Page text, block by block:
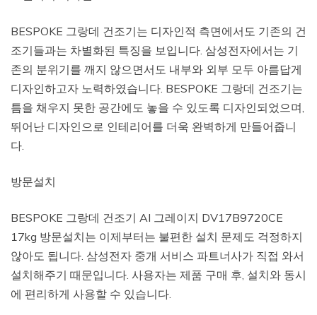
BESPOKE 그랑데 건조기는 디자인적 측면에서도 기존의 건
조기들과는 차별화된 특징을 보입니다. 삼성전자에서는 기
존의 분위기를 깨지 않으면서도 내부와 외부 모두 아름답게
디자인하고자 노력하였습니다. BESPOKE 그랑데 건조기는
틈을 채우지 못한 공간에도 놓을 수 있도록 디자인되었으며,
뛰어난 디자인으로 인테리어를 더욱 완벽하게 만들어줍니
다.
방문설치
BESPOKE 그랑데 건조기 AI 그레이지 DV17B9720CE
17kg 방문설치는 이제부터는 불편한 설치 문제도 걱정하지
않아도 됩니다. 삼성전자 중개 서비스 파트너사가 직접 와서
설치해주기 때문입니다. 사용자는 제품 구매 후, 설치와 동시
에 편리하게 사용할 수 있습니다.